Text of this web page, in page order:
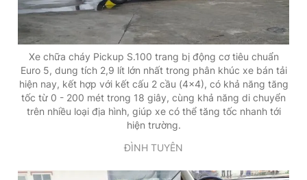
Xe chữa cháy Pickup S.100 trang bị động cơ tiêu chuẩn
Euro 5, dung tích 2,9 lít lớn nhất trong phân khúc xe bán tải
hiện nay, kết hợp với kết cấu 2 cầu (4x4), có khả năng tăng
tốc từ 0 - 200 mét trong 18 giây, cùng khả năng di chuyển
trên nhiều loại địa hình, giúp xe có thể tăng tốc nhanh tới
hiện trường.
ĐÌNH TUYÊN